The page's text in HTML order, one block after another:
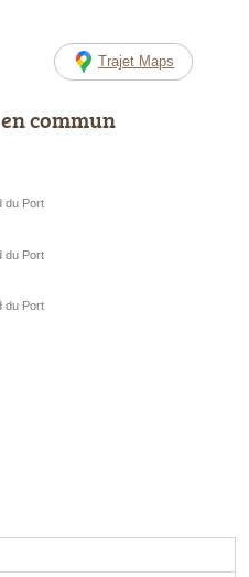
Trajet Maps
commun
du Port
du Port
du Port